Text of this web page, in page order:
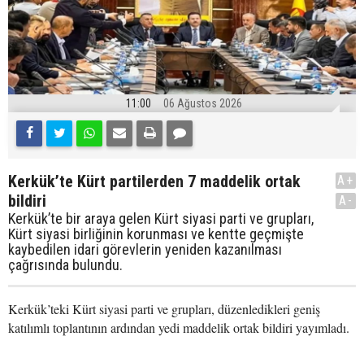
11:00 06 Ağustos 2026
Kerkük’te Kürt partilerden 7 maddelik ortak
bildiri
Kerkük’te bir araya gelen Kürt siyasi parti ve grupları,
Kürt siyasi birliğinin korunması ve kentte geçmişte
kaybedilen idari görevlerin yeniden kazanılması
çağrısında bulundu.
A+
A-
Kerkük’teki Kürt siyasi parti ve grupları, düzenledikleri geniş
katılımlı toplantının ardından yedi maddelik ortak bildiri yayımladı.